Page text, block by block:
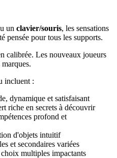
un clavier/souris, les sensations
pensée pour tous les supports.
calibrée. Les nouveaux joueurs
incluent :
dynamique et satisfaisant
riche en secrets à découvrir
profond et
d'objets intuitif
et secondaires variées
multiples impactants